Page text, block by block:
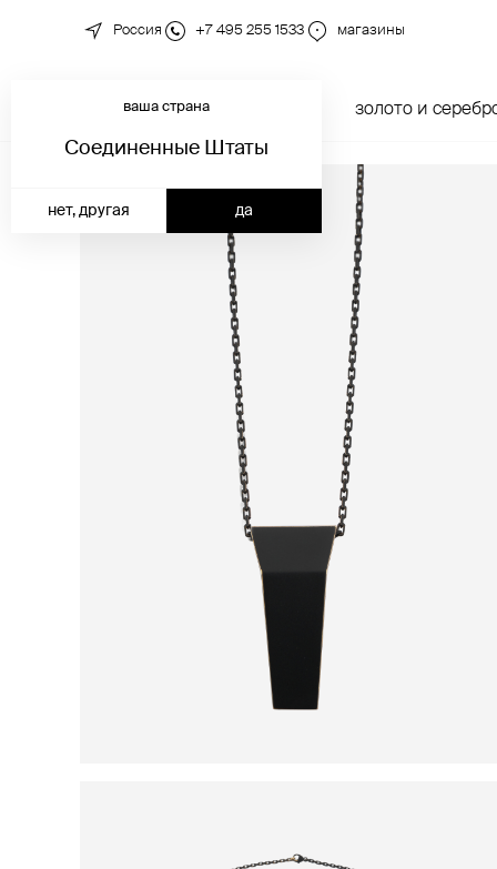
Россия +7 495 255 1533 магазины
новинки золото и
ваша страна
Соединенные Штаты
да
нет, другая